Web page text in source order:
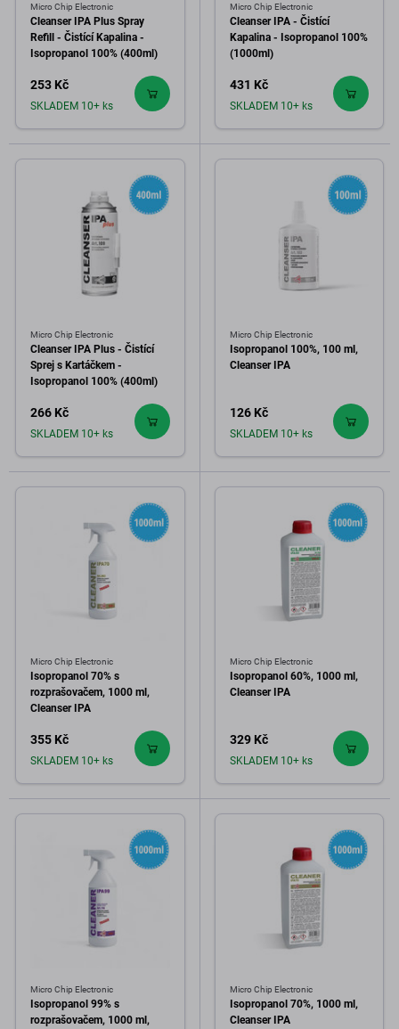
Micro Chip Electronic
Cleanser IPA Plus Spray
Refill - Čistící Kapalina -
Isopropanol 100% (400ml)
253 Kč
SKLADEM 10+ ks
Micro Chip Electronic
Cleanser IPA - Čistící
Kapalina - Isopropanol 100%
(1000ml)
431 Kč
SKLADEM 10+ ks
Micro Chip Electronic
Cleanser IPA Plus - Čistící
Sprej s Kartáčkem -
Isopropanol 100% (400ml)
266 Kč
SKLADEM 10+ ks
Micro Chip Electronic
Isopropanol 100%, 100 ml,
Cleanser IPA
126 Kč
SKLADEM 10+ ks
Micro Chip Electronic
Isopropanol 70% s
rozprašovačem, 1000 ml,
Cleanser IPA
355 Kč
SKLADEM 10+ ks
Micro Chip Electronic
Isopropanol 60%, 1000 ml,
Cleanser IPA
329 Kč
SKLADEM 10+ ks
Micro Chip Electronic
Isopropanol 99% s
rozprašovačem, 1000 ml,
Micro Chip Electronic
Isopropanol 70%, 1000 ml,
Cleanser IPA